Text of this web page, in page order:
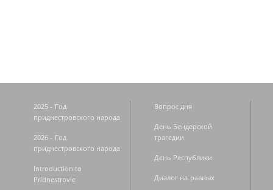
2025 - Год
приднестровского народа
2026 - Год
приднестровского народа
Introduction to
Pridnestrovie
Вопрос дня
День Бендерской
трагедии
День Республики
Диалог на равных